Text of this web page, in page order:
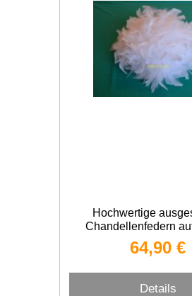
Hochwertige
Chandellenfedern
64,90 €
Details